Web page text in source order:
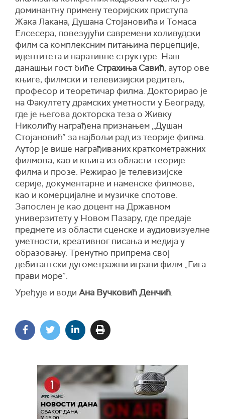
доминантну примену теоријских приступа
Жака Лакана, Душана Стојановића и Томаса
Елсесера, повезујући савремени холивудски
филм са комплексним питањима перцепције,
идентитета и наративне структуре. Наш
данашњи гост биће Страхиња Савић, аутор ове
књиге, филмски и телевизијски редитељ,
професор и теоретичар филма. Докторирао је
на Факултету драмских уметности у Београду,
где је његова докторска теза о Живку
Николићу награђена признањем „Душан
Стојановић” за најбољи рад из теорије филма.
Аутор је више награђиваних краткометражних
филмова, као и књига из области теорије
филма и прозе. Режирао је телевизијске
серије, документарне и наменске филмове,
као и комерцијалне и музичке спотове.
Запослен је као доцент на Државном
универзитету у Новом Пазару, где предаје
предмете из области сценске и аудиовизуелне
уметности, креативног писања и медија у
образовању. Тренутно припрема свој
дебитантски дугометражни играни филм „Гига
прави море”.
Уређује и води Ана Вучковић Денчић.